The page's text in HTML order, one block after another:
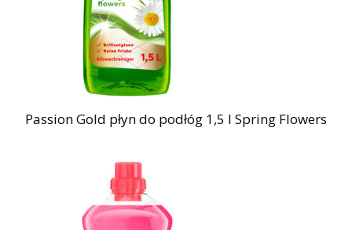
Passion Gold płyn do podłóg 1,5 l Spring Flowers